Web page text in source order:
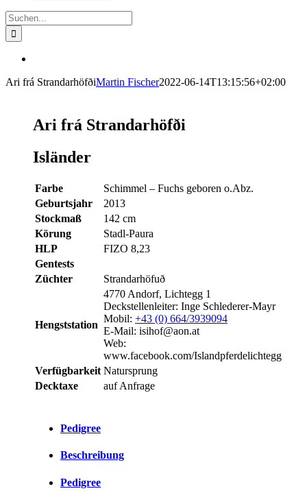
Suche
nach:
Image
Ari frá StrandarhöfðiMartin Fischer2022-06-14T13:15:56+02:00
Ari frá Strandarhöfði
Isländer
Farbe
Schimmel – Fuchs geboren o.Abz.
Geburtsjahr
2013
Stockmaß
142 cm
Körung
Stadl-Paura
HLP
FIZO 8,23
Gentests
Züchter
Strandarhöfuð
Hengststation
4770 Andorf, Lichtegg 1
Deckstellenleiter: Inge Schlederer-Mayr
Mobil: +43 (0) 664/3939094
E-Mail: isihof@aon.at
Web:
www.facebook.com/Islandpferdelichtegg
Verfügbarkeit Natursprung
Decktaxe
auf Anfrage
Pedigree
Beschreibung
Pedigree